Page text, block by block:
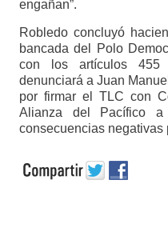
engañan”.
Robledo concluyó
bancada del Polo
con los artículos
denunciará a Juan
por firmar el TLC con
Alianza del Pacífico
consecuencias negativas